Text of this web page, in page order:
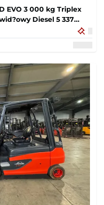
EVO 3 000 kg Triplex
Diesel 5 337